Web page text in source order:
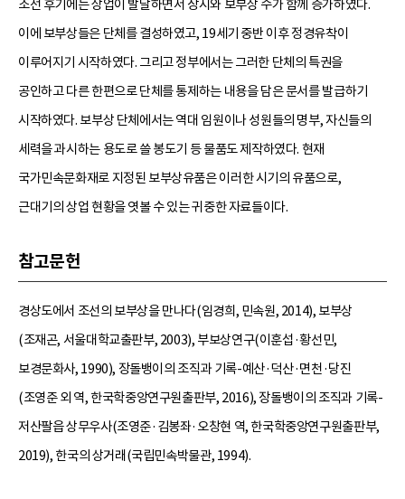
조선 후기에는 상업이 발달하면서 장시와 보부상 수가 함께 증가하였다.
이에 보부상들은 단체를 결성하였고, 19세기 중반 이후 정경유착이
이루어지기 시작하였다. 그리고 정부에서는 그러한 단체의 특권을
공인하고 다른 한편으로 단체를 통제하는 내용을 담은 문서를 발급하기
시작하였다. 보부상 단체에서는 역대 임원이나 성원들의 명부, 자신들의
세력을 과시하는 용도로 쓸 봉도기 등 물품도 제작하였다. 현재
국가민속문화재로 지정된 보부상유품은 이러한 시기의 유품으로,
근대기의 상업 현황을 엿볼 수 있는 귀중한 자료들이다.
참고문헌
경상도에서 조선의 보부상을 만나다(임경희, 민속원, 2014), 보부상
(조재곤, 서울대학교출판부, 2003), 부보상연구(이훈섭·황선민,
보경문화사, 1990), 장돌뱅이의 조직과 기록-예산·덕산·면천·당진
(조영준 외 역, 한국학중앙연구원출판부, 2016), 장돌뱅이의 조직과 기록-
저산팔읍 상무우사(조영준·김봉좌·오창현 역, 한국학중앙연구원출판부,
2019), 한국의 상거래(국립민속박물관, 1994).